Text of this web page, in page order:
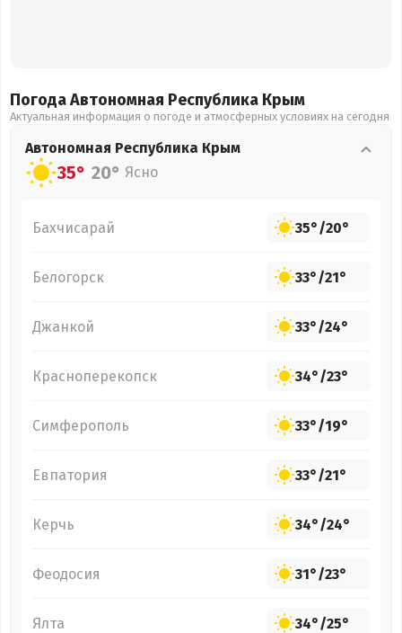
Погода Автономная Республика Крым
Актуальная информация о погоде и атмосферных условиях на сегодня
Автономная Республика Крым
35° 20° Ясно
Бахчисарай 35°/20°
Белогорск 33°/21°
Джанкой 33°/24°
Красноперекопск 34°/23°
Симферополь 33°/19°
Евпатория 33°/21°
Керчь 34°/24°
Феодосия 31°/23°
Ялта 34°/25°